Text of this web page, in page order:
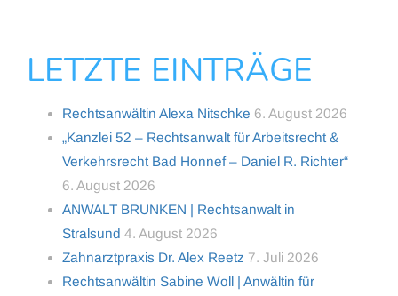
LETZTE EINTRÄGE
Rechtsanwältin Alexa Nitschke 6. August 2026
„Kanzlei 52 – Rechtsanwalt für Arbeitsrecht &
Verkehrsrecht Bad Honnef – Daniel R. Richter“
6. August 2026
ANWALT BRUNKEN | Rechtsanwalt in
Stralsund 4. August 2026
Zahnarztpraxis Dr. Alex Reetz 7. Juli 2026
Rechtsanwältin Sabine Woll | Anwältin für